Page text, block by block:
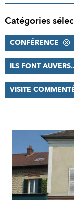
Catégories
CONFÉRENCE
ILS FONT
VISITE
RÉSULTATS